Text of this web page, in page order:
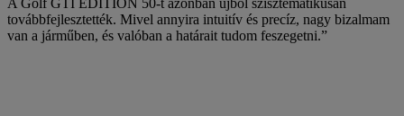
továbbfejlesztették. Mivel annyira intuitív és precíz, nagy bizalmam
van a járműben, és valóban a határait tudom feszegetni.”